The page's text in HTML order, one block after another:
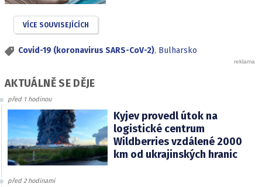
VÍCE SOUVISEJÍCÍCH
Covid-19 (koronavirus SARS-CoV-2), Bulharsko
AKTUÁLNĚ SE DĚJE
před 1 hodinou
Kyjev provedl útok na
logistické centrum
Wildberries vzdálené 2000
km od ukrajinských hranic
před 2 hodinami